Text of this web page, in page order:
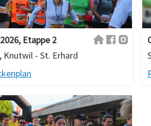
Etappe 2
Knutwil - St. Erhard